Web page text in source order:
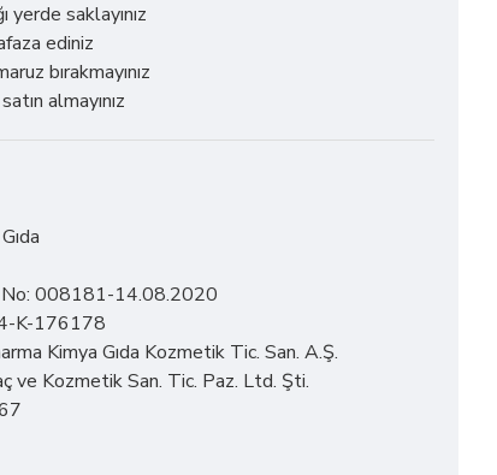
yerde saklayınız
ediniz
bırakmayınız
almayınız
No: 008181-14.08.2020
K-176178
Kimya Gıda Kozmetik Tic. San. A.Ş.
ve Kozmetik San. Tic. Paz. Ltd. Şti.